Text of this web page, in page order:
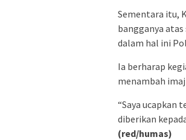
Sementara itu,
bangganya
dalam hal ini
Ia berharap
menambah
“Saya ucapkan
diberikan
(red/humas)